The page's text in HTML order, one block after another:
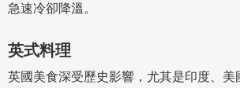
急速冷卻降溫。
英式料理
英國美食深受歷史影響，尤其是印度、美